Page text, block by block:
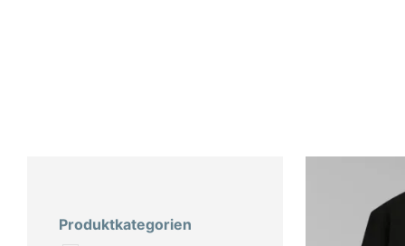
Produktkategorien